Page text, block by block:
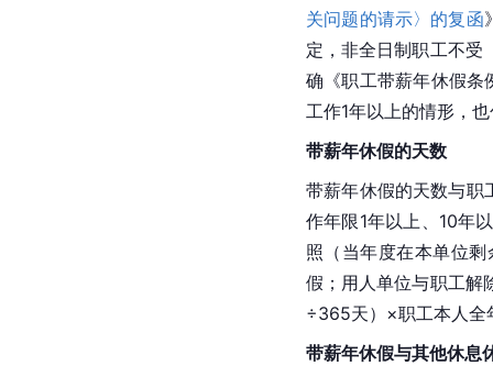
关问题的请示〉的复函
定，非全日制职工不受
确《职工带薪年休假条
工作1年以上的情形，
带薪年休假的天数
带薪年休假的天数与职
作年限1年以上、10年
照（当年度在本单位
假；用人单位与职工解
÷365天）×职工本人全
带薪年休假与其他休息